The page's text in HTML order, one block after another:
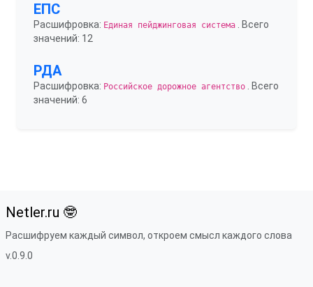
ЕПС
Расшифровка: Единая пейджинговая система . Всего
значений: 12
РДА
Расшифровка: Российское дорожное агентство . Всего
значений: 6
Netler.ru 🤓
Расшифруем каждый символ, откроем смысл каждого слова
v.0.9.0